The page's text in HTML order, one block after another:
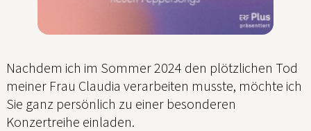
Nachdem ich im Sommer 2024 den plötzlichen Tod
meiner Frau Claudia verarbeiten musste, möchte ich
Sie ganz persönlich zu einer besonderen
Konzertreihe einladen.